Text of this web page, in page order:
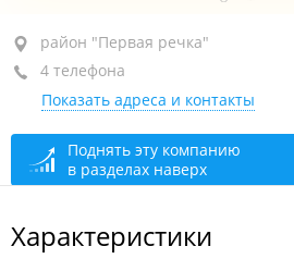
район "Первая речка", ул.
2-й этаж, оф. 202
+7 914 725-42-41
+7 914 703-21-53
+7 924 267-65-89
закрыто, откроется в 11:00
район "Первая речка"
4 телефона
Показать адреса и контакты
Поднять эту компанию
в разделах наверх
Характеристики